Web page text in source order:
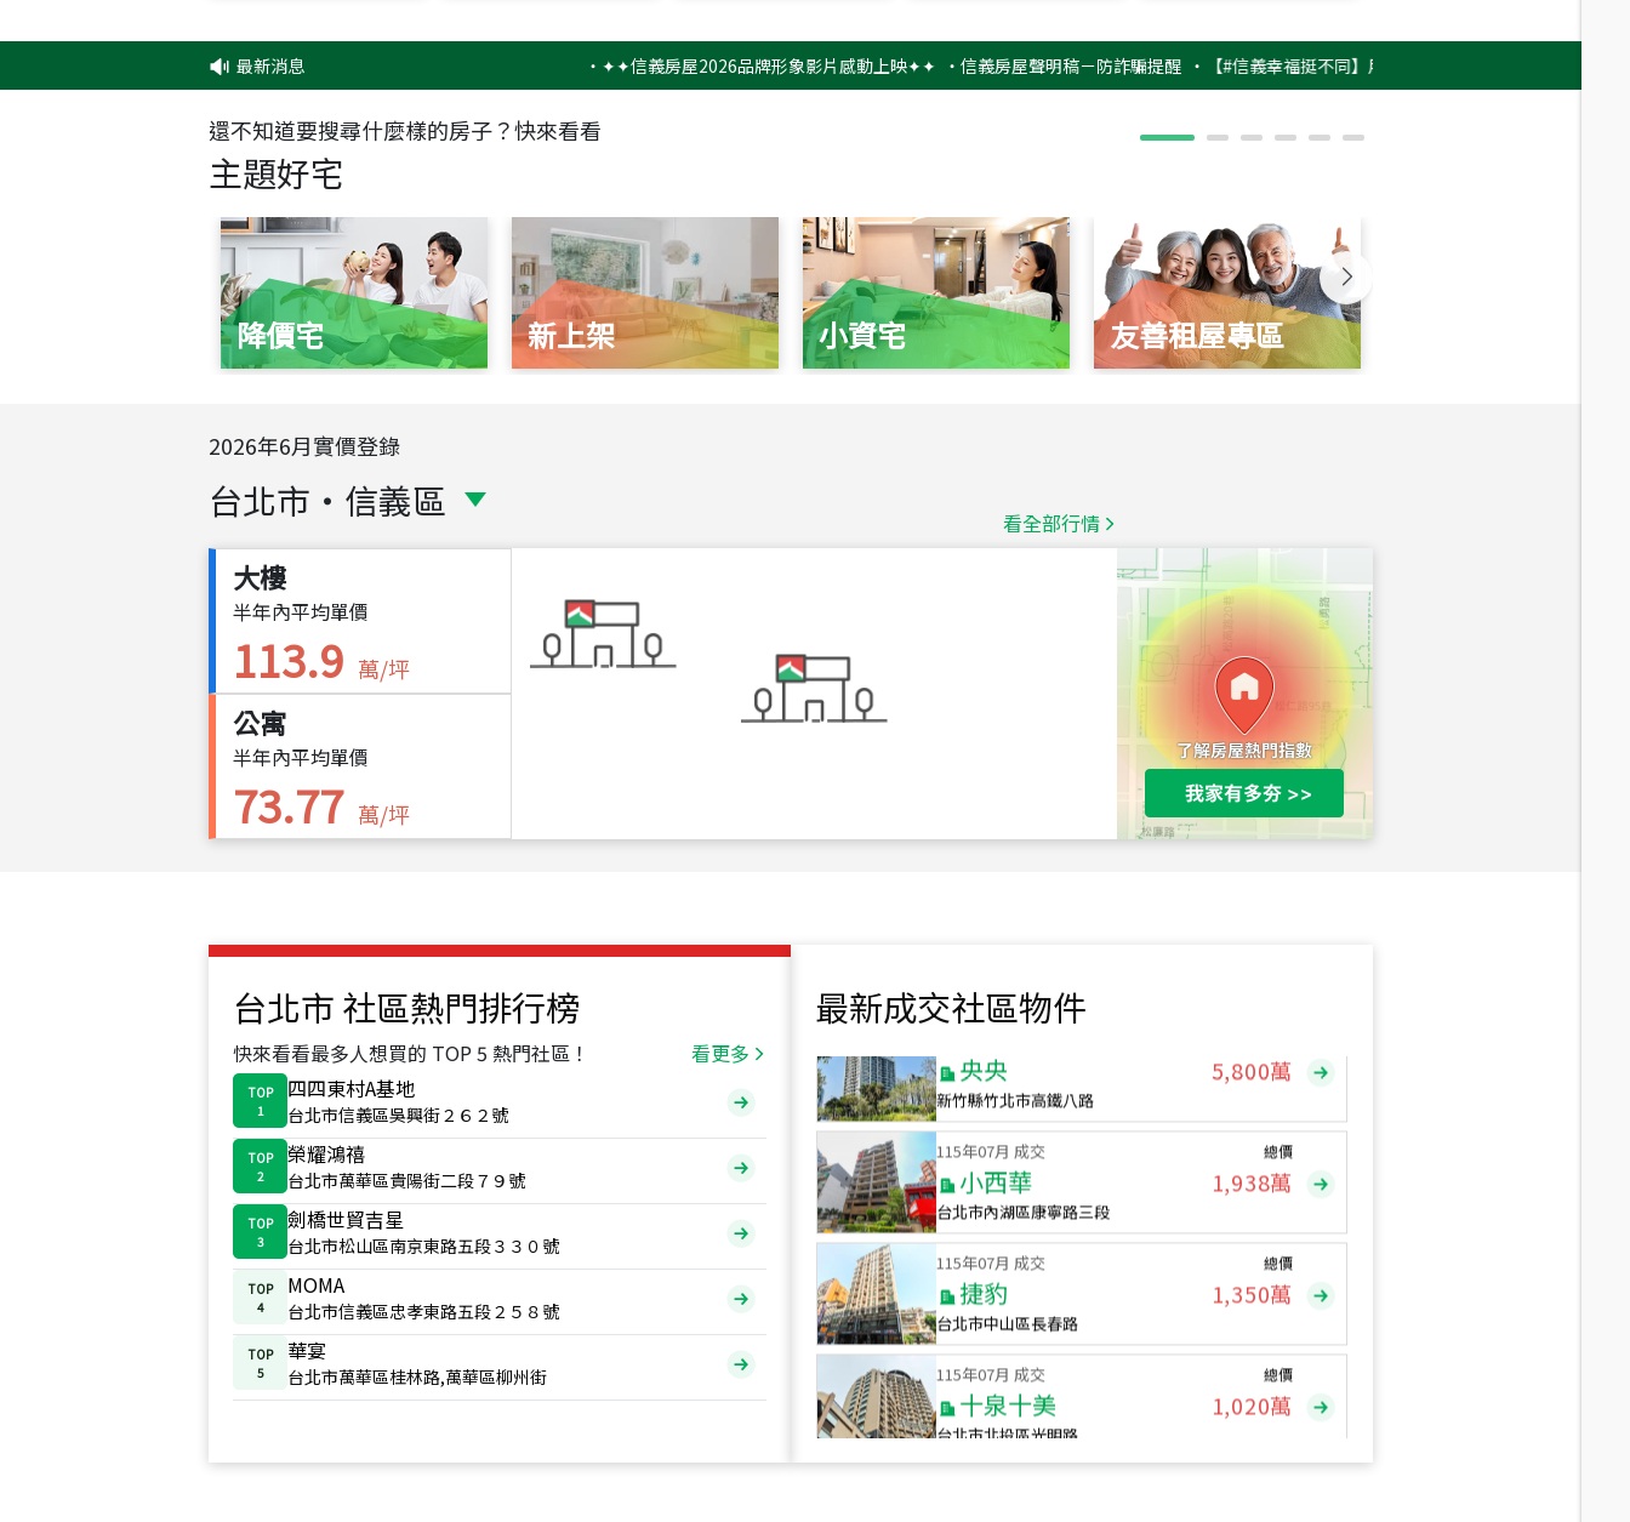
最新消息 ✦✦信義房屋2026品牌形象影片感動上映✦✦ ‧信義房屋聲明稿－防詐騙提醒 ‧【#信義幸福挺不同】用實力，讓升職免抽號碼牌！最新雇主品
還不知道要搜尋什麼樣的房子？快來看看
主題好宅
降價宅 新上架 小資宅 友善租屋專區
2026年6月實價登錄
台北市 ・ 信義區 看全部行情
大樓
半年內平均單價
113.9 萬/坪
公寓
半年內平均單價
73.77 萬/坪
台北市 社區熱門排行榜
快來看看最多人想買的 TOP 5 熱門社區！ 看更多
TOP
1
四四東村A基地
台北市信義區吳興街２６２號
TOP
2
榮耀鴻禧
台北市萬華區貴陽街二段７９號
TOP
3
劍橋世貿吉星
台北市松山區南京東路五段３３０號
TOP
4
MOMA
台北市信義區忠孝東路五段２５８號
TOP
5
華宴
台北市萬華區桂林路,萬華區柳州街
最新成交社區物件
台北市中山區長春路
1,020萬
總價
490萬
新竹市新竹市慈祥路
總價
1,808萬
115年07月 成交
新竹縣竹北市高鐵八路
小西華
台北市內湖區康寧路三段
1,938萬
捷豹
台北市中山區長春路
1,350萬
十泉十美
台北市北投區光明路
1,020萬
115年07月 成交